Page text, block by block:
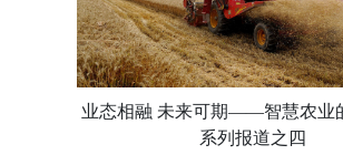
业态相融 未来可期——智慧农业
系列报道之四